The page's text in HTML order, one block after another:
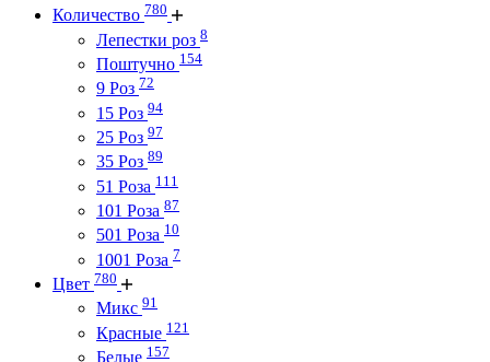
Количество 780
Лепестки роз 8
Поштучно 154
9 Роз 72
15 Роз 94
25 Роз 97
35 Роз 89
51 Роза 111
101 Роза 87
501 Роза 10
1001 Роза 7
Цвет 780
Микс 91
Красные 121
Белые 157